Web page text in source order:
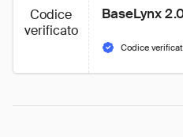
Codice
verificato
BaseLynx
Codice